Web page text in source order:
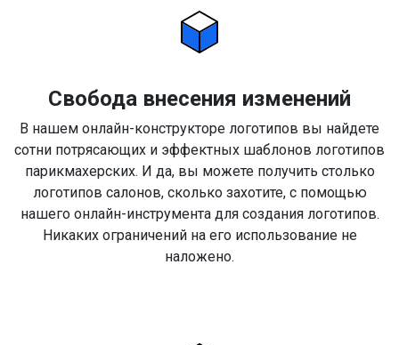
Свобода внесения изменений
В нашем онлайн-конструкторе логотипов вы найдете
сотни потрясающих и эффектных шаблонов логотипов
парикмахерских. И да, вы можете получить столько
логотипов салонов, сколько захотите, с помощью
нашего онлайн-инструмента для создания логотипов.
Никаких ограничений на его использование не
наложено.